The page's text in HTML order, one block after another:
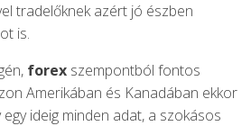
tradelőknek azért jó észben
is.
forex szempontból fontos
Amerikában és Kanadában ekkor
ideig minden adat, a szokásos